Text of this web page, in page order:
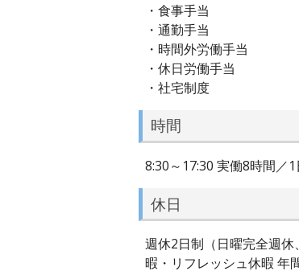
・食事手当
・通勤手当
・時間外労働手当
・休日労働手当
・社宅制度
時間
8:30～17:30 実働8時間／1
休日
週休2日制（日曜完全週
暇・リフレッシュ休暇 年